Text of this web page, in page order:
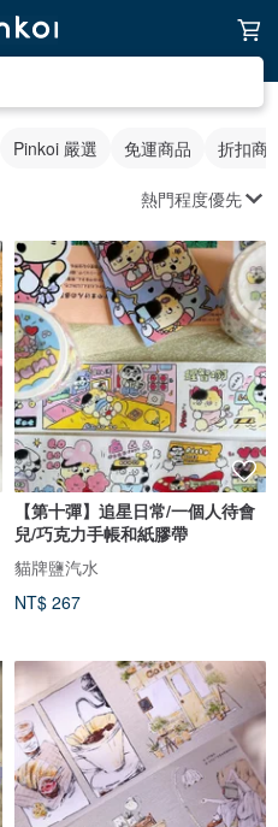
Pinkoi 嚴選 免運商品 折扣商
熱門程度優先
【第十彈】追星日常/一個人待會
兒/巧克力手帳和紙膠帶
貓牌鹽汽水
NT$ 267